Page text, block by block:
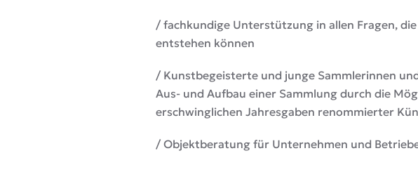
/ fachkundige Unterstützung in allen Fragen,
entstehen können
/ Kunstbegeisterte und junge Sammlerinnen
Aus- und Aufbau einer Sammlung durch die
erschwinglichen Jahresgaben renommierter
/ Objektberatung für Unternehmen und